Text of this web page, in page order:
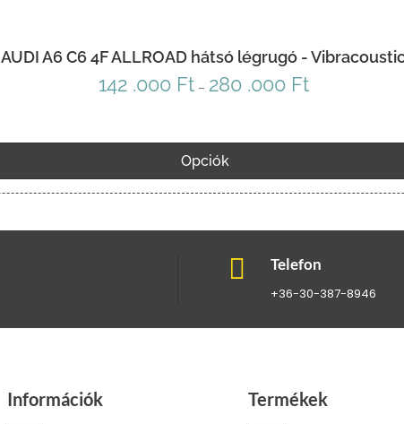
AUDI A6 C6 4F ALLROAD hátsó légrugó -
142 .000 Ft – 280 .000 FtÁrtartomány:
-
Opciók
 Telefon
+36-30-387-8946
Információk Termékek